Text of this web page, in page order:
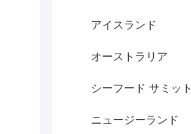
アイスランド
オーストラリア
シーフード サミット
ニュージーランド